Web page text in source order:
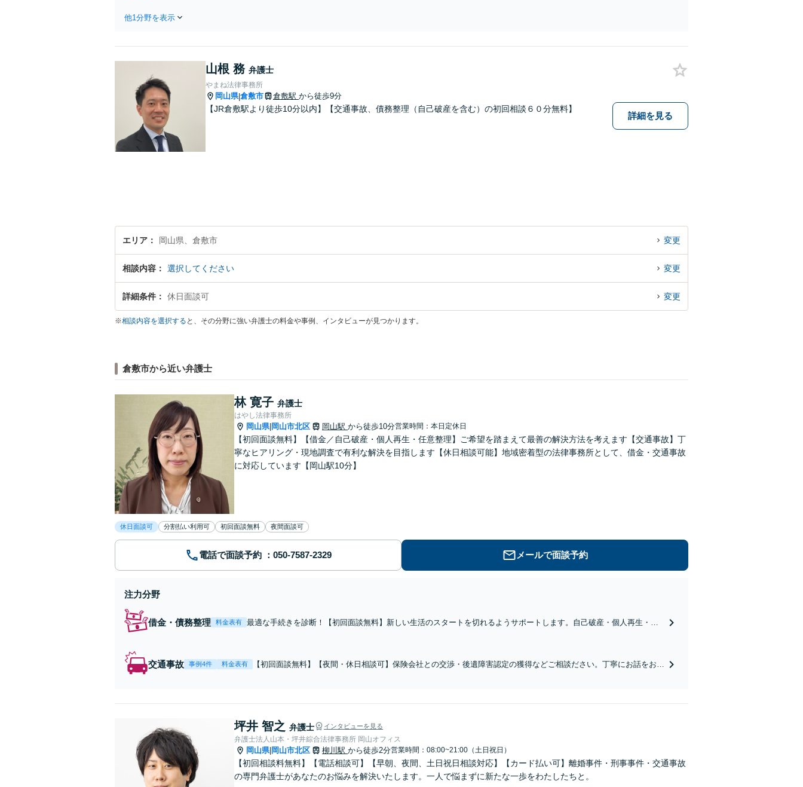
他1分野を表示
山根 務 弁護士
やまね法律事務所
岡山県|倉敷市 倉敷駅 から徒歩9分
【JR倉敷駅より徒歩10分以内】【交通事故、債務整理（自己破産を含む）の初回相談６０分無料】
詳細を見る
エリア 岡山県、倉敷市 変更
相談内容 選択してください 変更
詳細条件 休日面談可 変更
※相談内容を選択する と、その分野に強い弁護士の料金や事例、インタビューが見つかります。
倉敷市から近い弁護士
林 寛子 弁護士
はやし法律事務所
岡山県| 岡山市北区 岡山駅 から徒歩10分営業時間：本日定休日
【初回面談無料】【借金／自己破産・個人再生・任意整理】ご希望を踏まえて最善の解決方法を考えます【交通事故】丁
寧なヒアリング・現地調査で有利な解決を目指します【休日相談可能】地域密着型の法律事務所として、借金・交通事故
に対応しています【岡山駅10分】
休日面談可 分割払い利用可 初回面談無料 夜間面談可
電話で面談予約 メールで面談予約
注力分野
借金・債務整理 料金表有
最適な手続きを診断！【初回面談無料】新しい生活のスタートを切れるようサポートします。自己破産・個人再生・任
交通事故 事例4件 料金表有
【初回面談無料】【夜間・休日相談可】保険会社との交渉・後遺障害認定の獲得などご相談ださい。丁寧にお話をお聞
坪井 智之 弁護士 インタビューを見る
弁護士法人山本・坪井綜合法律事務所 岡山オフィス
岡山県| 岡山市北区 柳川駅 から徒歩2分営業時間：08:00~21:00（土日祝日）
【初回相談料無料】【電話相談可】【早朝、夜間、土日祝日相談対応】【カード払い可】離婚事件・刑事事件・交通事故
の専門弁護士があなたのお悩みを解決いたします。一人で悩まずに新たな一歩をわたしたちと。